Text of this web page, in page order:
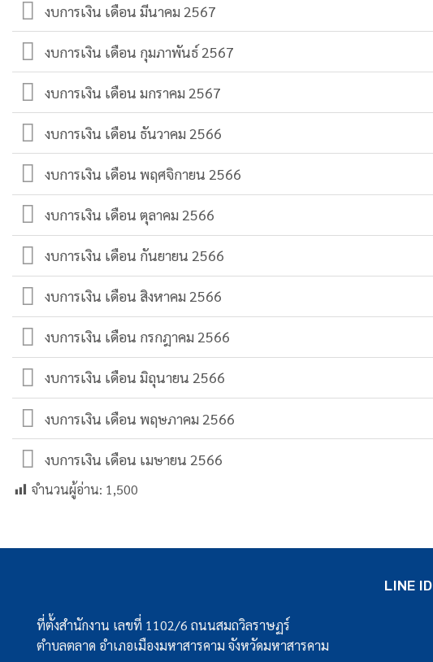
งบการเงิน เดือน มีนาคม 2567
งบการเงิน เดือน กุมภาพันธ์ 2567
งบการเงิน เดือน มกราคม 2567
งบการเงิน เดือน ธันวาคม 2566
งบการเงิน เดือน พฤศจิกายน 2566
งบการเงิน เดือน ตุลาคม 2566
งบการเงิน เดือน กันยายน 2566
งบการเงิน เดือน สิงหาคม 2566
งบการเงิน เดือน กรกฎาคม 2566
งบการเงิน เดือน มิถุนายน 2566
งบการเงิน เดือน พฤษภาคม 2566
งบการเงิน เดือน เมษายน 2566
จำนวนผู้อ่าน: 1,500
ที่ตั้งสำนักงาน เลขที่ 1102/6 ถนนสมถวิลราษฏร์
ตำบลตลาด อำเภอเมืองมหาสารคาม จังหวัดมหาสารคาม
LINE ID